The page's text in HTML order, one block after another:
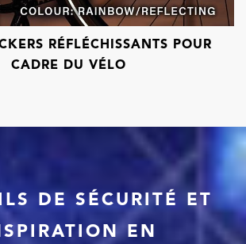
RÉFLÉCHISSANTS POUR
CADRE DU VÉLO
DE SÉCURITÉ ET
EN